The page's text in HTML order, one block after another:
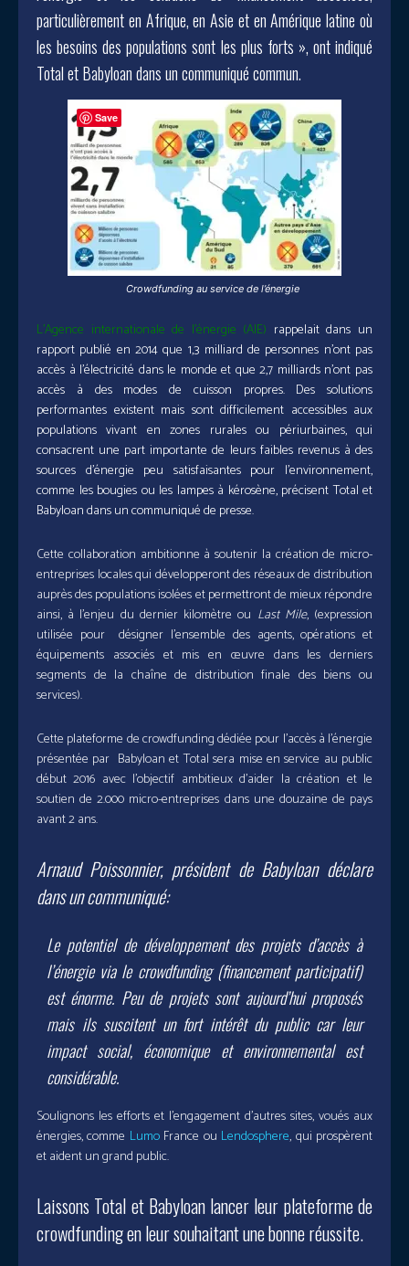
particulièrement en Afrique, en Asie et en Amérique latine où
les besoins des populations sont les plus forts », ont indiqué
Total et Babyloan dans un communiqué commun.
Crowdfunding au service de l’énergie
L’Agence internationale de l’énergie (AIE) rappelait dans un
rapport publié en 2014 que 1,3 milliard de personnes n’ont pas
accès à l’électricité dans le monde et que 2,7 milliards n’ont pas
accès à des modes de cuisson propres. Des solutions
performantes existent mais sont difficilement accessibles aux
populations vivant en zones rurales ou périurbaines, qui
consacrent une part importante de leurs faibles revenus à des
sources d’énergie peu satisfaisantes pour l’environnement,
comme les bougies ou les lampes à kérosène, précisent Total et
Babyloan dans un communiqué de presse.
Cette collaboration ambitionne à soutenir la création de micro-
entreprises locales qui développeront des réseaux de distribution
auprès des populations isolées et permettront de mieux répondre
ainsi, à l’enjeu du dernier kilomètre ou Last Mile, (expression
utilisée pour désigner l’ensemble des agents, opérations et
équipements associés et mis en œuvre dans les derniers
segments de la chaîne de distribution finale des biens ou
services).
Cette plateforme de crowdfunding dédiée pour l’accès à l’énergie
présentée par Babyloan et Total sera mise en service au public
début 2016 avec l’objectif ambitieux d’aider la création et le
soutien de 2.000 micro-entreprises dans une douzaine de pays
avant 2 ans.
Arnaud Poissonnier, président de Babyloan déclare
dans un communiqué:
Le potentiel de développement des projets d’accès à
l’énergie via le crowdfunding (financement participatif)
est énorme. Peu de projets sont aujourd’hui proposés
mais ils suscitent un fort intérêt du public car leur
impact social, économique et environnemental est
considérable.
Soulignons les efforts et l’engagement d’autres sites, voués aux
énergies, comme LumoFrance ou Lendosphere, qui prospèrent
et aident un grand public.
Laissons Total et Babyloan lancer leur plateforme de
crowdfunding en leur souhaitant une bonne réussite.
Save